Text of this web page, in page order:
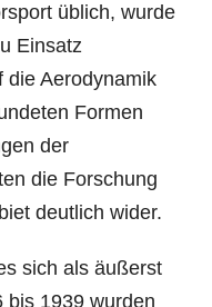
üblich, wurde
Einsatz
die Aerodynamik
Formen
der
die Forschung
deutlich wider.
sich als äußerst
bis 1939 wurden